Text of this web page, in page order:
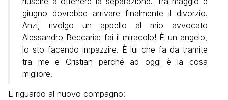
giugno dovrebbe arrivare finalmente il divorzio.
Anzi, rivolgo un appello al mio avvocato
Alessandro Beccaria: fai il miracolo! È un angelo,
lo sto facendo impazzire. È lui che fa da tramite
tra me e Cristian perché ad oggi è la cosa
migliore.
E riguardo al nuovo compagno: